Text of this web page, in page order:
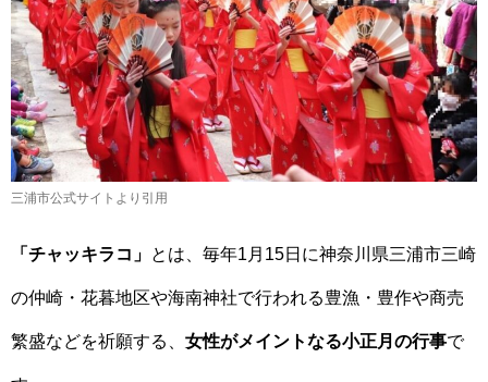
三浦市公式サイトより引用
「チャッキラコ」 とは、毎年1月15日に神奈川県三浦市三崎
の仲崎・花暮地区や海南神社で行われる豊漁・豊作や商売
繁盛などを祈願する、 女性がメイントなる小正月の行事で